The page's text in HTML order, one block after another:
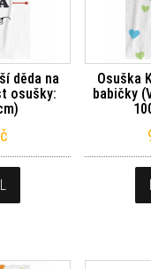
děda na
osušky:
Osuška
babičky